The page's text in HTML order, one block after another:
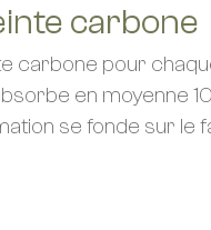
carbone
carbone pour
en moyenne
se fonde sur le